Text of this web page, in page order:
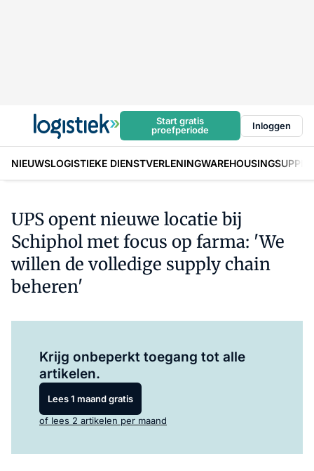
Start gratis
proefperiode
Inloggen
NIEUWSLOGISTIEKE DIENSTVERLENINGWAREHOUSING
UPS opent nieuwe locatie bij
Schiphol met focus op farma: 'We
willen de volledige supply chain
beheren'
Krijg onbeperkt toegang tot alle
artikelen.
Lees 1 maand gratis
of lees 2 artikelen per maand